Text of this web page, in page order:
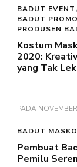
BADUT EVENT
BADUT
PRODUSEN
Kostum
2020:
yang Tak
PADA
BADUT
Pembuat
Pemilu